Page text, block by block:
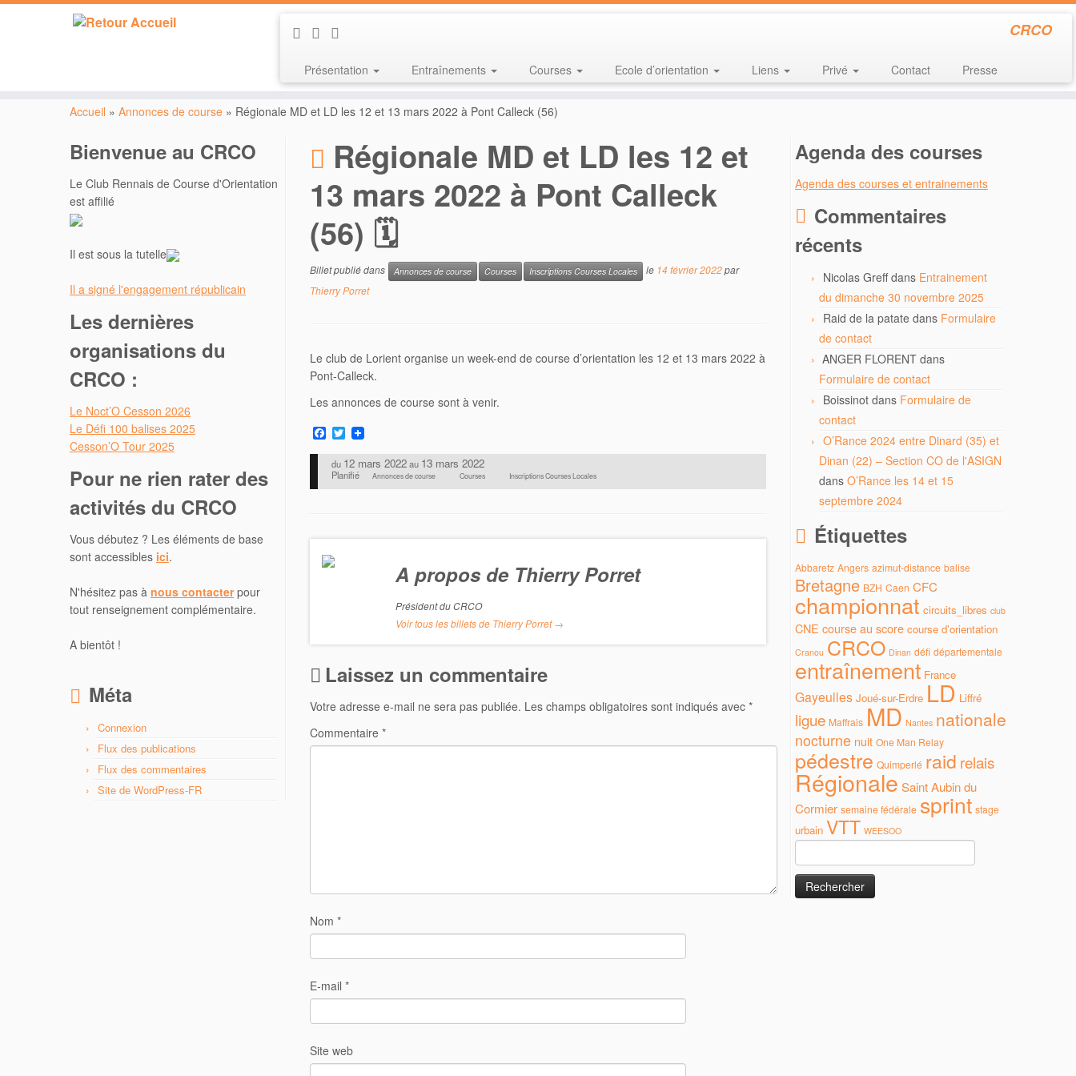
CRCO
Présentation Entraînements Courses Ecole d’orientation Liens Privé Contact Presse
Accueil » Annonces de course » Régionale MD et LD les 12 et 13 mars 2022 à Pont Calleck (56)
Bienvenue au CRCO
Le Club Rennais de Course d'Orientation
est affilié
Il est sous la tutelle
Il a signé l'engagement républicain
Les dernières
organisations du
CRCO :
Le Noct’O Cesson 2026
Le Défi 100 balises 2025
Cesson’O Tour 2025
Pour ne rien rater des
activités du CRCO
Vous débutez ? Les éléments de base
sont accessibles ici.
N'hésitez pas à nous contacterpour
tout renseignement complémentaire.
A bientôt !
Méta
Connexion
Flux des publications
Flux des commentaires
Site de WordPress-FR
Régionale MD et LD les 12 et
13 mars 2022 à Pont Calleck
(56) 🗓
Billet publié dans Annonces de course Courses Inscriptions Courses Locales le 14 février 2022par
Thierry Porret
Le club de Lorient organise un week-end de course d’orientation les 12 et 13 mars 2022 à
Pont-Calleck.
Les annonces de course sont à venir.
F
a
c
e
b
T
w
i
t
t
du 12 mars 2022 au 13 mars 2022
Planifié Annonces de course Courses Inscriptions Courses Locales
A propos de Thierry Porret
Président du CRCO
Voir tous les billets de Thierry Porret→
Laissez un commentaire
Votre adresse e-mail ne sera pas publiée. Les champs obligatoires sont indiqués avec *
Commentaire *
Nom *
E-mail *
Site web
Agenda des courses
Agenda des courses et entrainements
Commentaires
récents
Nicolas Greffdans Entrainement
du dimanche 30 novembre 2025
Raid de la patate dans Formulaire
de contact
ANGER FLORENT dans
Formulaire de contact
Boissinot dans Formulaire de
contact
O’Rance 2024 entre Dinard (35) et
Dinan (22) – Section CO de l'ASIGN
dans O’Rance les 14 et 15
septembre 2024
Étiquettes
Abbaretz Angers azimut-distance balise
Bretagne BZH Caen CFC
championnat circuits_libres club
CNE course au score course d'orientation
Cranou CRCO Dinan défi départementale
entraînement France
Gayeulles Joué-sur-Erdre LD Liffré
ligue Maffrais MD Nantes nationale
nocturne nuit One Man Relay
pédestre Quimperlé raid relais
Régionale Saint Aubin du
Cormier semaine fédérale sprint stage
urbain VTT WEESOO